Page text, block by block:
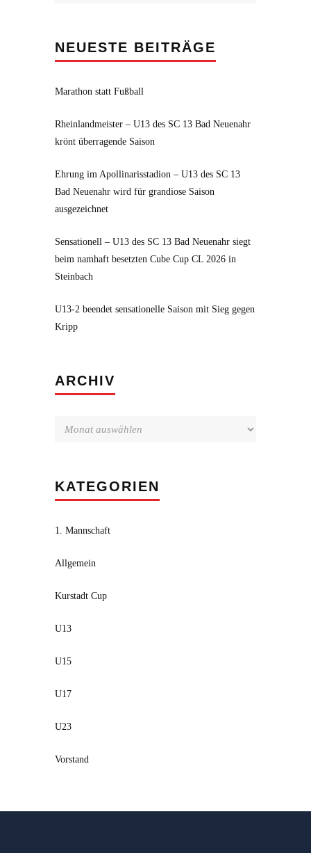
NEUESTE BEITRÄGE
Marathon statt Fußball
Rheinlandmeister – U13 des SC 13 Bad Neuenahr
krönt überragende Saison
Ehrung im Apollinarisstadion – U13 des SC 13
Bad Neuenahr wird für grandiose Saison
ausgezeichnet
Sensationell – U13 des SC 13 Bad Neuenahr siegt
beim namhaft besetzten Cube Cup CL 2026 in
Steinbach
U13-2 beendet sensationelle Saison mit Sieg gegen
Kripp
ARCHIV
KATEGORIEN
1. Mannschaft
Allgemein
Kurstadt Cup
U13
U15
U17
U23
Vorstand